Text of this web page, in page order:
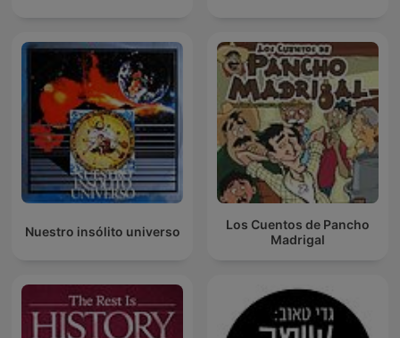
Nuestro insólito universo
Los Cuentos de Pancho
Madrigal